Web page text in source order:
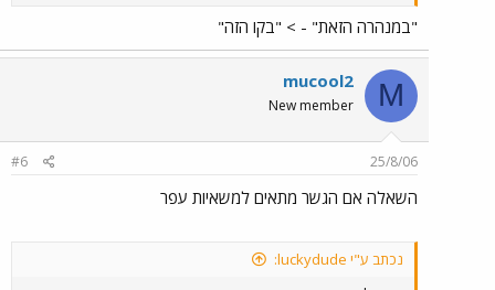
"במנהרה הזאת" - > "בקו הזה"
M
mucool2
New member
25/8/06
#6
השאלה אם הגשר מתאים למשאיות עפר
נכתב ע"י luckydude: